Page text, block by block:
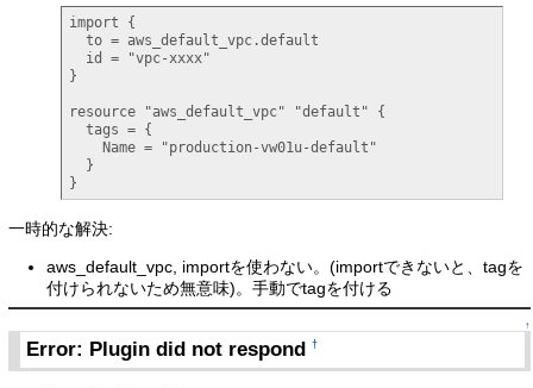
import {
}
resource "aws_default_vpc" "default" {
}
一時的な解決:
aws_default_vpc, importを使わない。(importできないと、tagを
付けられないため無意味)。手動でtagを付ける
↑
Error: Plugin did not respond†